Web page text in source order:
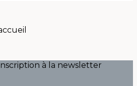
à la newsletter